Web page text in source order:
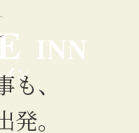
、
。